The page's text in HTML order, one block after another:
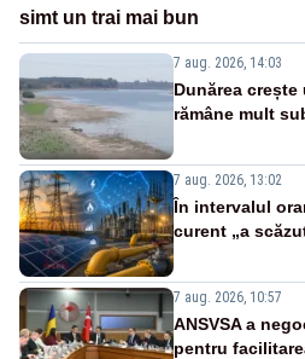
simt un trai mai bun
7 aug. 2026, 14:03
Dunărea
rămâne mult
7 aug. 2026, 13:02
În intervalul
curent „a
7 aug. 2026, 10:57
ANSVSA a
pentru